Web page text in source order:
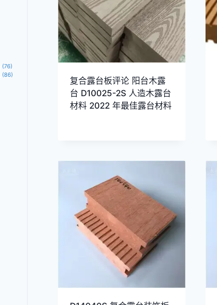
复合露台板评论 阳台木露
台 D10025-2S 人造木露台
材料 2022 年最佳露台材料
(76)
(86)